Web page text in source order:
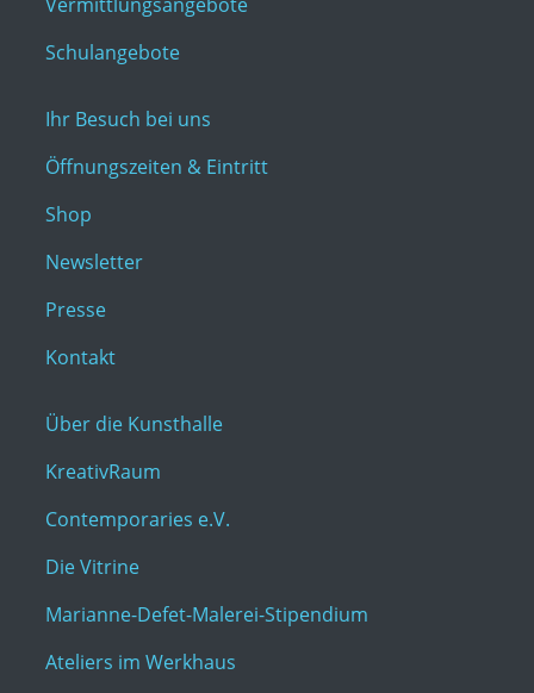
Schulangebote
Ihr Besuch bei uns
Öffnungszeiten & Eintritt
Shop
Newsletter
Presse
Kontakt
Über die Kunsthalle
KreativRaum
Contemporaries e.V.
Die Vitrine
Marianne-Defet-Malerei-Stipendium
Ateliers im Werkhaus